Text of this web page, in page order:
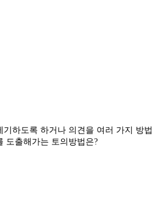
하도록 하거나 의견을 여러 가지 방법
도출해가는 토의방법은?